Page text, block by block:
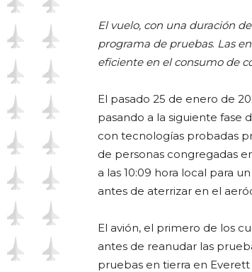
El vuelo, con una duración
programa de pruebas. Las
eficiente en el consumo de
El pasado 25 de enero de
pasando a la siguiente fase
con tecnologías probadas
de personas congregadas
a las 10:09 hora local para
antes de aterrizar en el
El avión, el primero de los
antes de reanudar las
pruebas en tierra en